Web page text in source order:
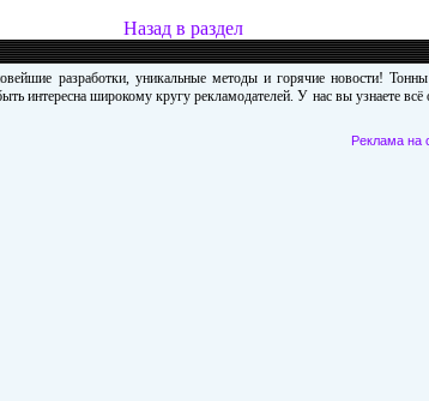
Назад в раздел
разработки, уникальные методы и горячие новости!
интересна широкому кругу рекламодателей. У нас вы узнаете
Реклама на